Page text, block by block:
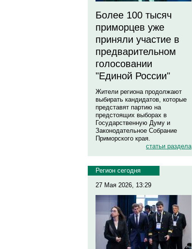
Более 100 тысяч
приморцев уже
приняли участие в
предварительном
голосовании
"Единой России"
Жители региона продолжают
выбирать кандидатов, которые
представят партию на
предстоящих выборах в
Государственную Думу и
Законодательное Собрание
Приморского края.
статьи раздела
Регион сегодня
27 Мая 2026, 13:29